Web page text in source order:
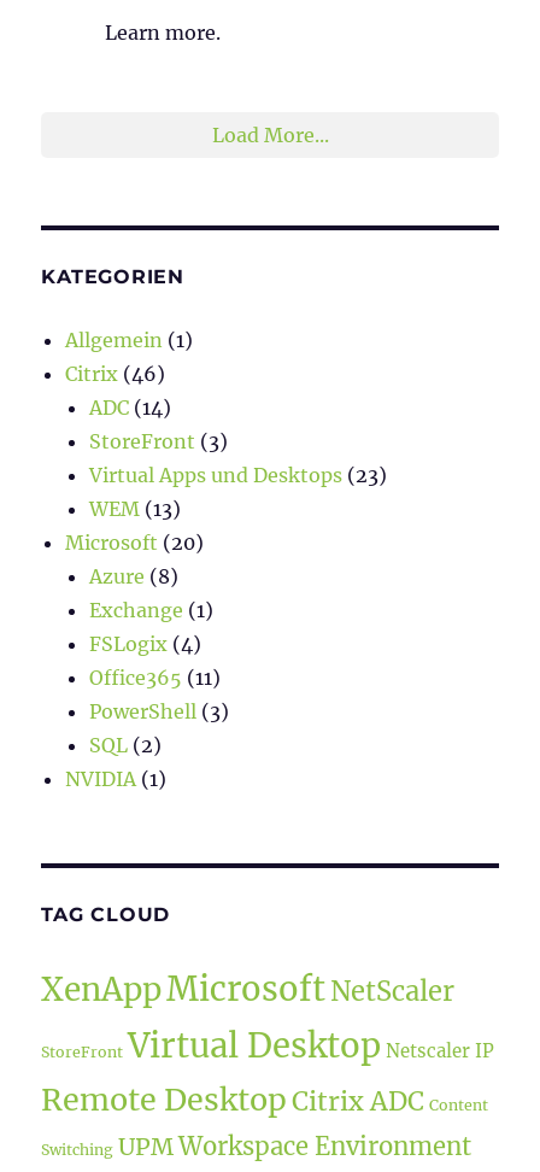
Learn more.
Load More...
KATEGORIEN
Allgemein (1)
Citrix (46)
ADC (14)
StoreFront (3)
Virtual Apps und Desktops (23)
WEM (13)
Microsoft (20)
Azure (8)
Exchange (1)
FSLogix (4)
Office365 (11)
PowerShell (3)
SQL (2)
NVIDIA(1)
TAG CLOUD
XenAppMicrosoftNetScaler
StoreFront Virtual Desktop Netscaler IP
Remote Desktop Citrix ADC Content
Switching UPMWorkspace Environment